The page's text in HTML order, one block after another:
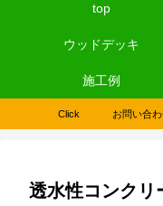
top
ウッドデッキ
施工例
Click お問い合わせ
透水性コンクリ